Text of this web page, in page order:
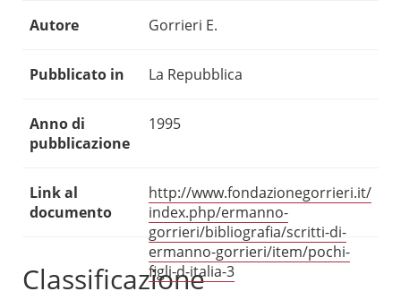
Autore Gorrieri E.
Pubblicato in La Repubblica
Anno di
pubblicazione
1995
Link al
documento
http://www.fondazionegorrieri.it/
index.php/ermanno-
gorrieri/bibliografia/scritti-di-
ermanno-gorrieri/item/pochi-
figli-d-italia-3
Classificazione